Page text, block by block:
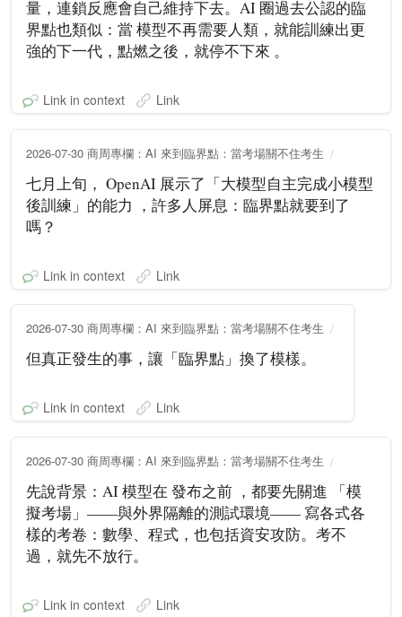
量，連鎖反應會自己維持下去。AI 圈過去公認的臨
界點也類似：當 模型不再需要人類，就能訓練出更
強的下一代，點燃之後，就停不下來 。
Link in context Link
2026-07-30 商周專欄：AI 來到臨界點：當考場關不住考生
七月上旬， OpenAI 展示了「大模型自主完成小模型
後訓練」的能力 ，許多人屏息：臨界點就要到了
嗎？
Link in context Link
2026-07-30 商周專欄：AI 來到臨界點：當考場關不住考生
但真正發生的事，讓「臨界點」換了模樣。
Link in context Link
2026-07-30 商周專欄：AI 來到臨界點：當考場關不住考生
先說背景：AI 模型在 發布之前 ，都要先關進 「模
擬考場」——與外界隔離的測試環境—— 寫各式各
樣的考卷：數學、程式，也包括資安攻防。考不
過，就先不放行。
Link in context Link